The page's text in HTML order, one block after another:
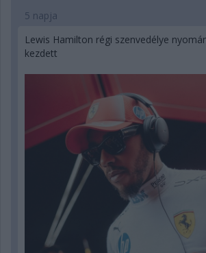
5 napja
Lewis Hamilton régi szenvedélye
kezdett